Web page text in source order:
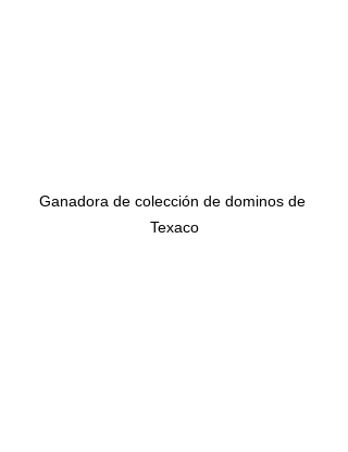
Ganadora de colección de dominos de
Texaco